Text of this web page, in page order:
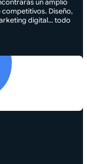
un amplio
Diseño,
digital… todo